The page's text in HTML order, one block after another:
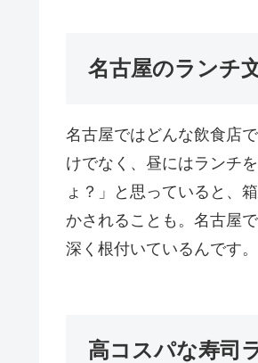
名古屋のランチ
名古屋ではどんな飲食店
けでなく、昼にはランチ
ょ？」と思っていると、
かされることも。名古屋
深く根付いているんです。
高コスパな寿司